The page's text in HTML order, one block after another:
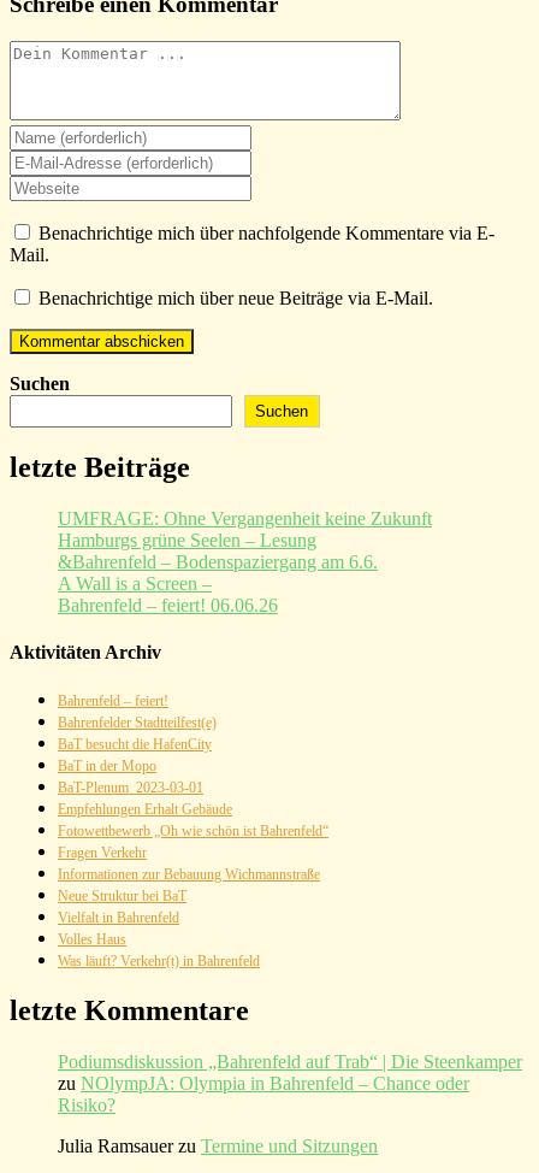
Kommentieren
Gib
deinen
Namen
oder
Benutzernamen
zum
Kommentieren
ein
Gib
deine
E-
Mail-
Adresse
zum
Kommentieren
ein
Gib
deine
Website-
URL
(optional)
Benachrichtige mich über nachfolgende Kommentare via E-
Mail.
Benachrichtige mich über neue Beiträge via E-Mail.
Suchen
Suchen
letzte Beiträge
UMFRAGE: Ohne Vergangenheit keine Zukunft
Hamburgs grüne Seelen – Lesung
&Bahrenfeld – Bodenspaziergang am 6.6.
A Wall is a Screen –
Bahrenfeld – feiert! 06.06.26
Aktivitäten Archiv
Bahrenfeld – feiert!
Bahrenfelder Stadtteilfest(e)
BaT besucht die HafenCity
BaT in der Mopo
BaT-Plenum_2023-03-01
Empfehlungen Erhalt Gebäude
Fotowettbewerb „Oh wie schön ist Bahrenfeld“
Fragen Verkehr
Informationen zur Bebauung Wichmannstraße
Neue Struktur bei BaT
Vielfalt in Bahrenfeld
Volles Haus
Was läuft? Verkehr(t) in Bahrenfeld
letzte Kommentare
Podiumsdiskussion „Bahrenfeld auf Trab“ | Die Steenkamper
zu NOlympJA: Olympia in Bahrenfeld – Chance oder
Risiko?
Julia Ramsauerzu Termine und Sitzungen